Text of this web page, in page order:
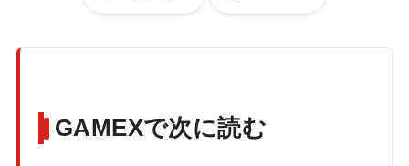
GAMEXで次に読む